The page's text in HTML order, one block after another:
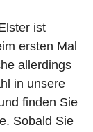
ist
ersten Mal
allerdings
in unsere
finden Sie
Sobald Sie